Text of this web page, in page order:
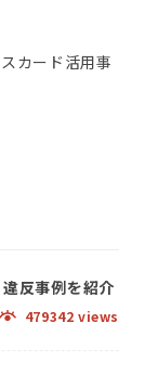
カード活用事
反事例を紹介
479342 views